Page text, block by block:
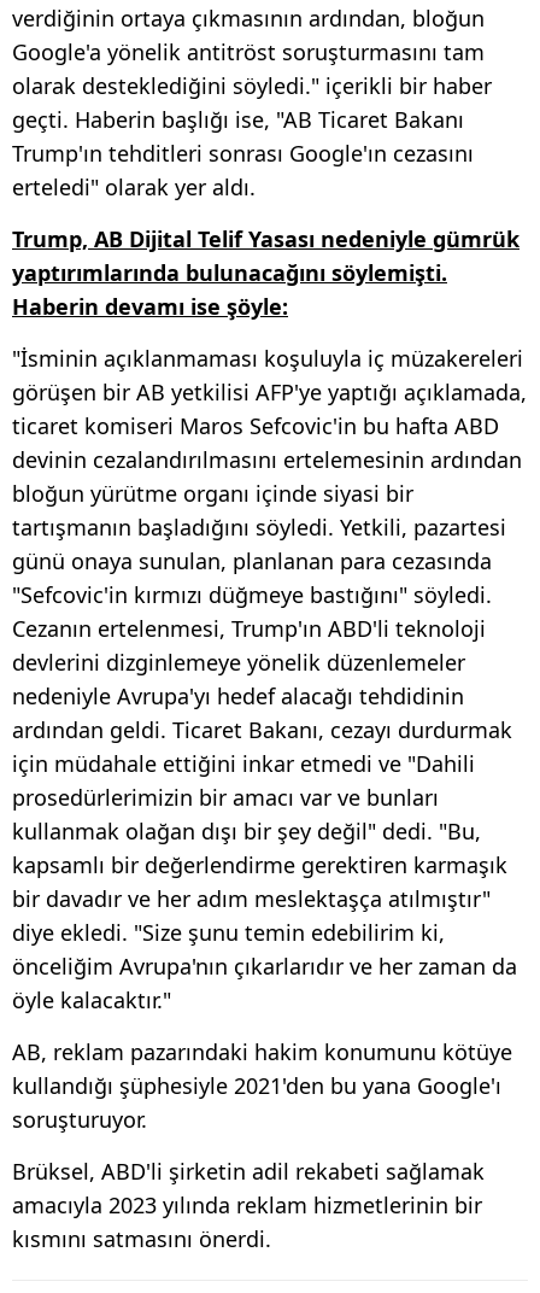
verdiğinin ortaya çıkmasının ardından, bloğun
Google'a yönelik antitröst soruşturmasını tam
olarak desteklediğini söyledi." içerikli bir haber
geçti. Haberin başlığı ise, "AB Ticaret Bakanı
Trump'ın tehditleri sonrası Google'ın cezasını
erteledi" olarak yer aldı.
Trump, AB Dijital Telif Yasası nedeniyle gümrük
yaptırımlarında bulunacağını söylemişti.
Haberin devamı ise şöyle:
"İsminin açıklanmaması koşuluyla iç müzakereleri
görüşen bir AB yetkilisi AFP'ye yaptığı açıklamada,
ticaret komiseri Maros Sefcovic'in bu hafta ABD
devinin cezalandırılmasını ertelemesinin ardından
bloğun yürütme organı içinde siyasi bir
tartışmanın başladığını söyledi. Yetkili, pazartesi
günü onaya sunulan, planlanan para cezasında
"Sefcovic'in kırmızı düğmeye bastığını" söyledi.
Cezanın ertelenmesi, Trump'ın ABD'li teknoloji
devlerini dizginlemeye yönelik düzenlemeler
nedeniyle Avrupa'yı hedef alacağı tehdidinin
ardından geldi. Ticaret Bakanı, cezayı durdurmak
için müdahale ettiğini inkar etmedi ve "Dahili
prosedürlerimizin bir amacı var ve bunları
kullanmak olağan dışı bir şey değil" dedi. "Bu,
kapsamlı bir değerlendirme gerektiren karmaşık
bir davadır ve her adım meslektaşça atılmıştır"
diye ekledi. "Size şunu temin edebilirim ki,
önceliğim Avrupa'nın çıkarlarıdır ve her zaman da
öyle kalacaktır."
AB, reklam pazarındaki hakim konumunu kötüye
kullandığı şüphesiyle 2021'den bu yana Google'ı
soruşturuyor.
Brüksel, ABD'li şirketin adil rekabeti sağlamak
amacıyla 2023 yılında reklam hizmetlerinin bir
kısmını satmasını önerdi.